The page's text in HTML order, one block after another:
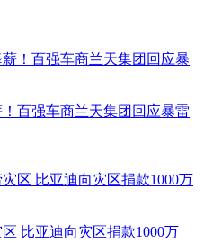
百强车商兰天集团回应暴雷
比亚迪向灾区捐款1000万